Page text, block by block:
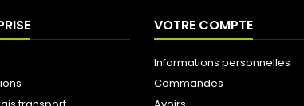
VOTRE COMPTE
Informations personnelles
Commandes